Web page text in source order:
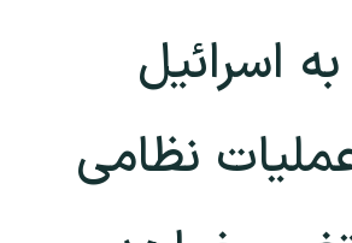
اسرائیل
نظامی